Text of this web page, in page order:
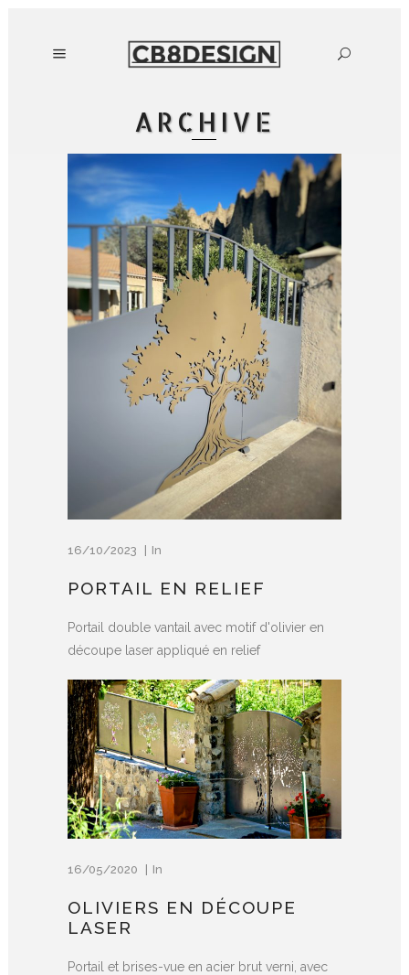
ARCHIVE
16/10/2023 In
PORTAIL EN RELIEF
Portail double vantail avec motif d'olivier en
découpe laser appliqué en relief
16/05/2020 In
OLIVIERS EN DÉCOUPE
LASER
Portail et brises-vue en acier brut verni, avec